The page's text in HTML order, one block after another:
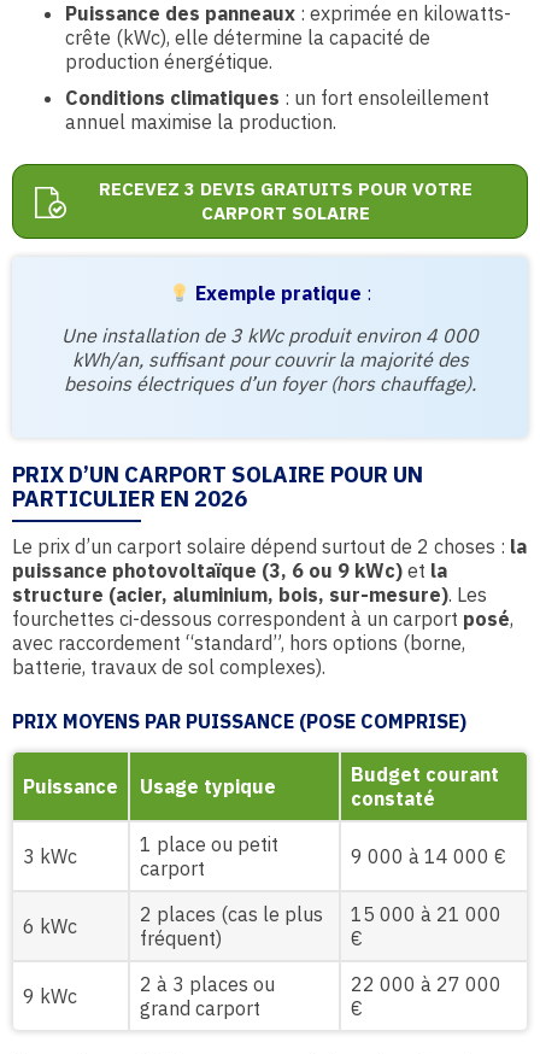
Puissance des panneaux : exprimée en kilowatts-
crête (kWc), elle détermine la capacité de
production énergétique.
Conditions climatiques : un fort ensoleillement
annuel maximise la production.
RECEVEZ 3 DEVIS GRATUITS POUR VOTRE
CARPORT SOLAIRE
Exemple pratique :
Une installation de 3 kWc produit environ 4 000
kWh/an, suffisant pour couvrir la majorité des
besoins électriques d’un foyer (hors chauffage).
PRIX D’UN CARPORT SOLAIRE POUR UN
PARTICULIER EN 2026
Le prix d’un carport solaire dépend surtout de 2 choses : la
puissance photovoltaïque (3, 6 ou 9 kWc) et la
structure (acier, aluminium, bois, sur-mesure). Les
fourchettes ci-dessous correspondent à un carport posé,
avec raccordement “standard”, hors options (borne,
batterie, travaux de sol complexes).
PRIX MOYENS PAR PUISSANCE (POSE COMPRISE)
Puissance Usage typique
Budget courant
constaté
3 kWc
1 place ou petit
carport
9 000 à 14 000 €
6 kWc
2 places (cas le plus
fréquent)
15 000 à 21 000
€
9 kWc
2 à 3 places ou
grand carport
22 000 à 27 000
€